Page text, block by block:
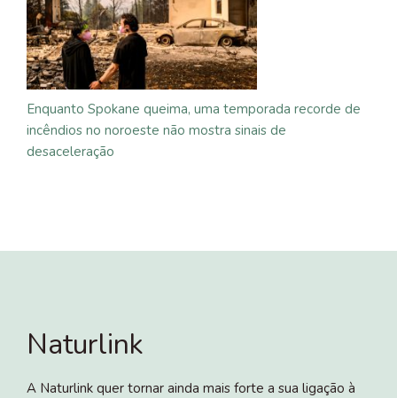
Enquanto Spokane queima, uma temporada recorde de
incêndios no noroeste não mostra sinais de
desaceleração
Naturlink
A Naturlink quer tornar ainda mais forte a sua ligação à